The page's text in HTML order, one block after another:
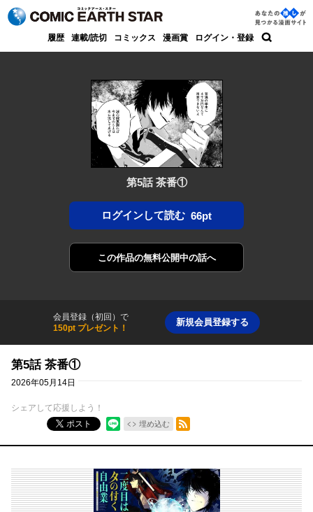
コミック アース・スター
あなた
の推し
履歴 連載/読切 コミックス 漫画賞 ログイン・登録
第5話 茶番①
ログインして読む 66pt
この作品の無料公開中の話へ
会員登録（初回）で
150pt プレゼント！
新規会員登録する
第5話 茶番①
2026年05月14日
シェアして応援しよう！
ポスト
埋め込む
RSSフィード